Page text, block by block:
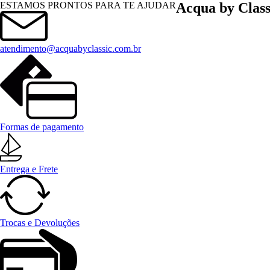
ESTAMOS PRONTOS PARA TE AJUDAR
atendimento@acquabyclassic.com.br
Formas de pagamento
Entrega e Frete
Trocas e Devoluções
Acqua by